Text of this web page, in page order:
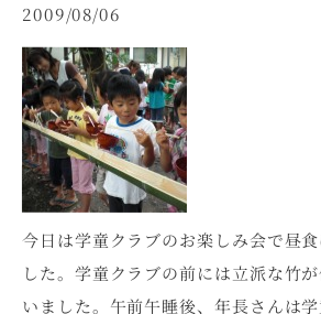
2009/08/06
今日は学童クラブのお楽しみ会で昼
した。学童クラブの前には立派な竹
いました。午前午睡後、年長さんは